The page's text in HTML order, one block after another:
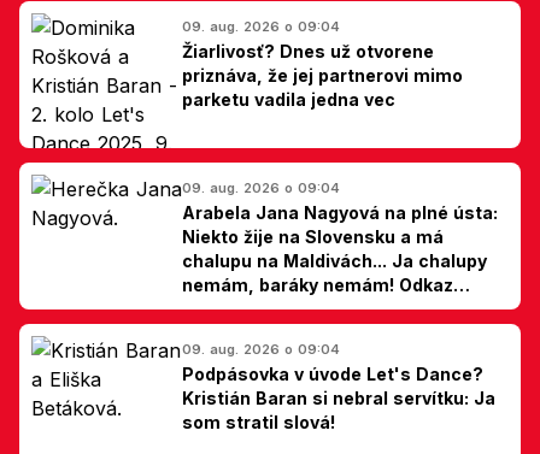
09. aug. 2026 o 09:04
Žiarlivosť? Dnes už otvorene
priznáva, že jej partnerovi mimo
parketu vadila jedna vec
09. aug. 2026 o 09:04
Arabela Jana Nagyová na plné ústa:
Niekto žije na Slovensku a má
chalupu na Maldivách... Ja chalupy
nemám, baráky nemám! Odkaz
Slovákom
09. aug. 2026 o 09:04
Podpásovka v úvode Let's Dance?
Kristián Baran si nebral servítku: Ja
som stratil slová!